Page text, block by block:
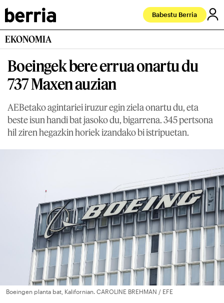
Babestu Berria
EKONOMIA
Boeingek bere errua onartu du
737 Maxen auzian
AEBetako agintariei iruzur egin ziela onartu du, eta
beste isun handi bat jasoko du, bigarrena. 345 pertsona
hil ziren hegazkin horiek izandako bi istripuetan.
Boeingen planta bat, Kalifornian. CAROLINE BREHMAN / EFE